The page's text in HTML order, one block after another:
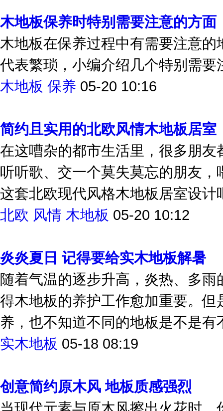
木地板保养时特别需要注意的方面
木地板在保养过程中有需要注意
代表繁琐，小编介绍几个特别需
木地板 保养
简约且实用的北欧风情木地板居室
在这嘈杂的都市生活里，很多朋
听听歌、交一个莫失莫忘的朋友
这套北欧现代风格木地板居室设
北欧 风情 木地板
炎炎夏日 记得要给实木地板解暑
随着气温的逐步升高，炎热、多
得木地板的养护工作愈加重要。
养，也不知道不同的地板是不是有
实木地板
创意简约原木风 地板质感强烈